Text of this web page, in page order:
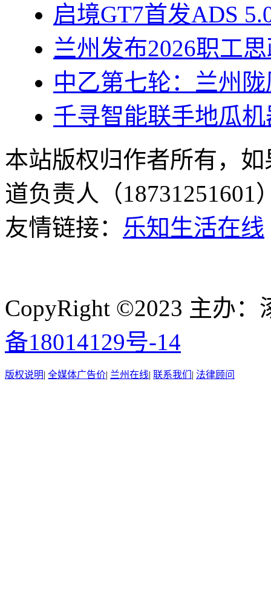
启境GT7首发ADS
兰州发布2026职工
中乙第七轮：兰州
千寻智能联手地瓜
本站版权归作者所有，
道负责人（
友情链接： 乐知生活在线
CopyRight ©2023 主办
备18014129号-14
版权说明| 全媒体广告价| 兰州在线| 联系我们 | 法律顾问